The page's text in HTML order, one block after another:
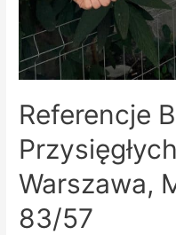
Referencje
Warszawa,
83/57